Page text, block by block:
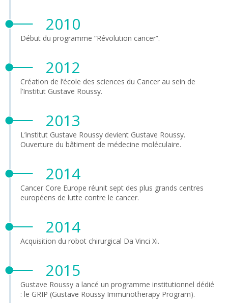
2010
Début du programme “Révolution cancer”.
2012
Création de l’école des sciences du Cancer au sein de
l’Institut Gustave Roussy.
2013
L’institut Gustave Roussy devient Gustave Roussy.
Ouverture du bâtiment de médecine moléculaire.
2014
Cancer Core Europe réunit sept des plus grands centres
européens de lutte contre le cancer.
2014
Acquisition du robot chirurgical Da Vinci Xi.
2015
Gustave Roussy a lancé un programme institutionnel dédié
: le GRIP (Gustave Roussy Immunotherapy Program).